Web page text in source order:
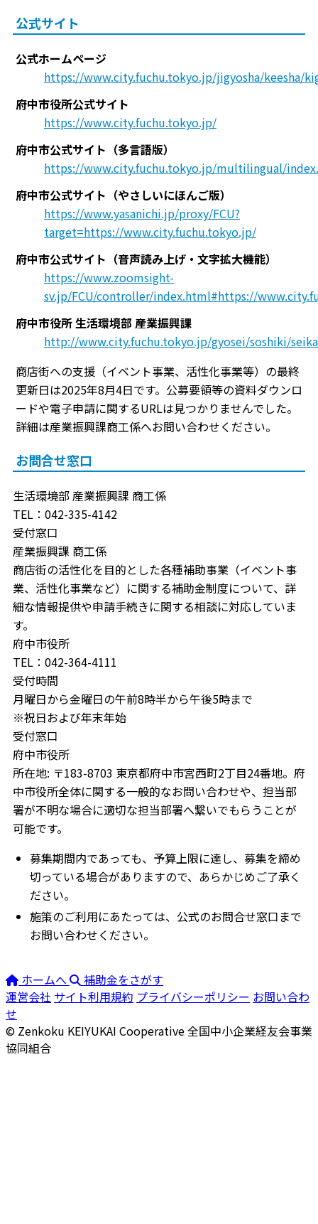
公式サイト
公式ホームページ
https://www.city.fuchu.tokyo.jp/jigyosha/keesha/
府中市役所公式サイト
https://www.city.fuchu.tokyo.jp/
府中市公式サイト（多言語版）
https://www.city.fuchu.tokyo.jp/multilingual/
府中市公式サイト（やさしいにほんご版）
https://www.yasanichi.jp/proxy/FCU?
target=https://www.city.fuchu.tokyo.jp/
府中市公式サイト（音声読み上げ・文字拡大機能）
https://www.zoomsight-
sv.jp/FCU/controller/index.html#https://
府中市役所 生活環境部 産業振興課
http://www.city.fuchu.tokyo.jp/gyosei/soshiki/
商店街への支援（イベント事業、活性化事業等）の最終
更新日は2025年8月4日です。公募要領等の資料ダウンロ
ードや電子申請に関するURLは見つかりませんでした。
詳細は産業振興課商工係へお問い合わせください。
お問合せ窓口
生活環境部 産業振興課 商工係
TEL：042-335-4142
受付窓口
産業振興課 商工係
商店街の活性化を目的とした各種補助事業（イベント事
業、活性化事業など）に関する補助金制度について、詳
細な情報提供や申請手続きに関する相談に対応していま
す。
府中市役所
TEL：042-364-4111
受付時間
月曜日から金曜日の午前8時半から午後5時まで
※祝日および年末年始
受付窓口
府中市役所
所在地: 〒183-8703 東京都府中市宮西町2丁目24番地。府
中市役所全体に関する一般的なお問い合わせや、担当部
署が不明な場合に適切な担当部署へ繋いでもらうことが
可能です。
募集期間内であっても、予算上限に達し、募集を締め
切っている場合がありますので、あらかじめご了承く
ださい。
施策のご利用にあたっては、公式のお問合せ窓口まで
お問い合わせください。
ホームへ
補助金をさがす
運営会社 サイト利用規約 プライバシーポリシー お問い合わ
せ
© Zenkoku KEIYUKAI Cooperative全国中小企業経友会事業
協同組合